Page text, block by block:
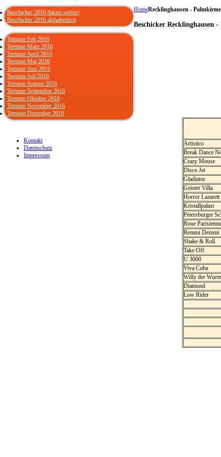
HomeRecklinghausen -
Beschicker Recklinghausen
Artistico
Break Dance
Crazy Mouse
Disco Jet
Gladiator
Geister Villa
Horror Lazarett
Kristallpalast
Petersburger
Roue
Remmi Demmi
Shake & Roll
Take Off
U 3000
Viva Cuba
Willy der
Diamond
Low Rider
Beschicker 2016 datum sortiert
Beschicker 2016 alphabetisch
Termine Feb 2016
Termine März 2016
Termine April 2016
Termine Mai 2016
Termine Juni 2016
Termine Juli 2016
Termine August 2016
Termine September 2016
Termine Oktober 2016
Termine November 2016
Termine Dezember 2016
Kontakt
Datenschutz
Impressum